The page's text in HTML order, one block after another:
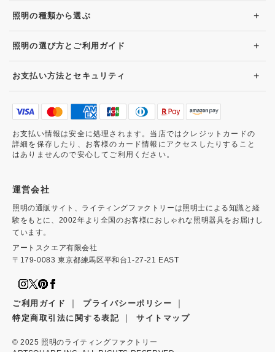
照明の種類から選ぶ +
照明の選び方とご利用ガイド +
お支払い方法とセキュリティ +
お支払い情報は安全に処理されます。当店ではクレジットカードの
詳細を保存したり、お客様のカード情報にアクセスしたりすること
はありませんので安心してご利用ください。
運営会社
照明の通販サイト、ライティングファクトリーは照明士による知識と経
験をもとに、2002年より全国のお客様におしゃれな照明器具をお届けし
ています。
アートスクエア有限会社
〒179-0083 東京都練馬区平和台1-27-21 EAST
ご利用ガイド ｜ プライバシーポリシー ｜
特定商取引法に関する表記 ｜ サイトマップ
© 2025 照明のライティングファクトリー